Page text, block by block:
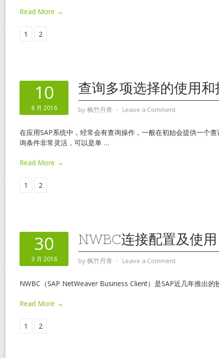
Read More →
1 2
10
8 月 2016
查询多项选择的使用和
by枫竹丹青 ⋅ Leave a Comment
在应用SAP系统中，经常会有查询操作，一般在初始会提供一个
询条件非常灵活，可以是单 …
Read More →
1 2
30
3 月 2016
NWBC连接配置及使用
by枫竹丹青 ⋅ Leave a Comment
NWBC（SAP NetWeaver Business Client）是SAP近几年推出
Read More →
1 2